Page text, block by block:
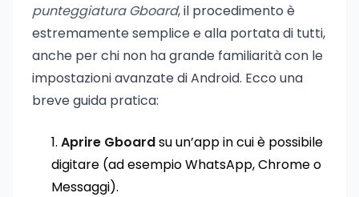
punteggiatura Gboard, il procedimento è
estremamente semplice e alla portata di tutti,
anche per chi non ha grande familiarità con le
impostazioni avanzate di Android. Ecco una
breve guida pratica:
Aprire Gboardsu un’app in cui è possibile
digitare (ad esempio WhatsApp, Chrome o
Messaggi).